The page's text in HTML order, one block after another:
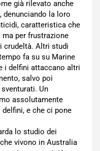
già rilevato anche
denunciando la loro
caratteristica che
per frustrazione
crudeltà. Altri studi
fa su su Marine
i delfini attaccano altri
salvo poi
Un
assolutamente
e che ci pone
lo studio dei
vivono in Australia